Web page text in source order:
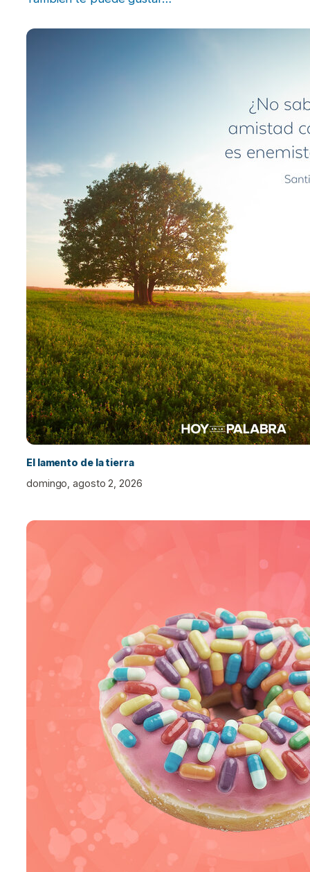
El lamento de la tierra
domingo, agosto 2, 2026